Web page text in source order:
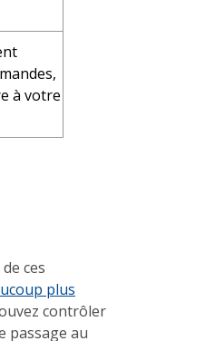
à votre
ces
plus
contrôler
passage au